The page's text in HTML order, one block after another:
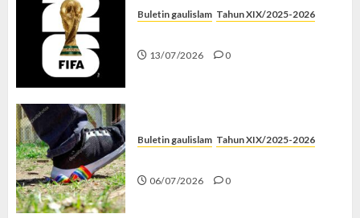
Buletin gaulislam Tahun XIX/2025-2026
13/07/2026 0
Buletin gaulislam Tahun XIX/2025-2026
06/07/2026 0